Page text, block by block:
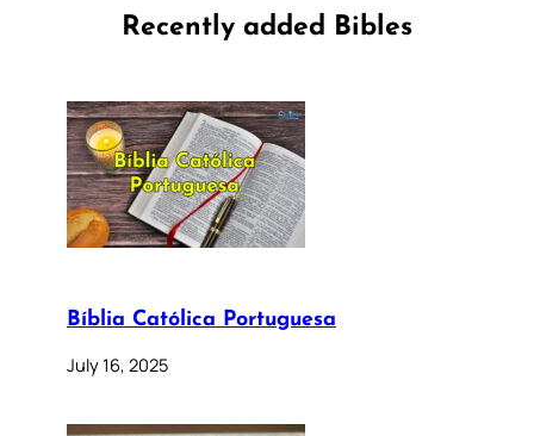
Recently added Bibles
Bíblia Católica Portuguesa
July 16, 2025